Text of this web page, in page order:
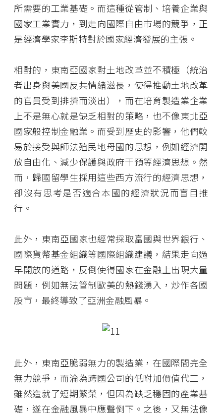
所需要的工業基礎。而這種從管制、培養企業與
國家工業實力，到走向國際自由市場的競爭，正
是經濟學家李斯特對於國家經濟發展的主張。
相對的，東南亞國家對土地改革並不積極（統治
者出身與美國反共情緒滋長，使得推動土地改革
的官員受到排擠而淡出），而在培育製造業企業
上不是無心就是缺乏相對的策略，也不像東北亞
國家般控制金融業。而受到歷史的影響，他們較
易於接受與師法殖民地母國的思想，例如經濟開
放自由化、減少保護與政府干預等經濟思想。然
而，歸國留學生採用這些西方流行的經濟思想，
卻沒有思考是否適合本國的經濟狀況而盲目推
行。
此外，東南亞國家也經常採取富國與世界銀行、
國際貨幣基金組織等國際組織建議，結果走向過
早開放的道路，反倒使得國家在金融上出現大量
問題，例如無法管制歐美的熱錢湧入，炒作各國
股市，最終導致了亞洲金融風暴。
此外，東南亞脆弱無力的製造業，在國際間完全
無力競爭，而淪為跨國公司的低附加價值代工，
雖然造就了短期繁榮，但因為缺乏穩固的產業基
礎，遂在金融風暴中應聲倒下。之後，又無法像